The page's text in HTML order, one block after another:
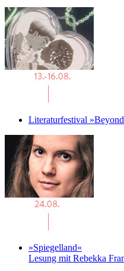
Literaturfestival
»Spiegelland«
Lesung mit Rebekka